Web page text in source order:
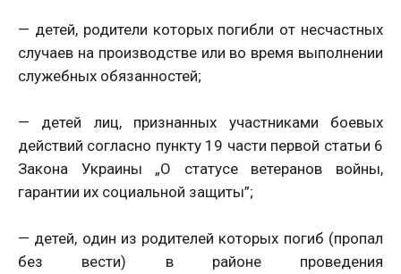
— детей, родители которых погибли от несчастных
случаев на производстве или во время выполнении
служебных обязанностей;
— детей лиц, признанных участниками боевых
действий согласно пункту 19 части первой статьи 6
Закона Украины „О статусе ветеранов войны,
гарантии их социальной защиты”;
— детей, один из родителей которых погиб (пропал
без вести) в районе проведения